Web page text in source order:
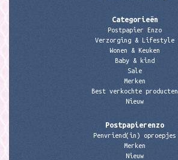
Categorieën
Postpapier Enzo
Verzorging & Lifestyle
Wonen & Keuken
Baby & kind
Sale
Merken
Best verkochte producten
Nieuw
Postpapierenzo
Penvriend(in) oproepjes
Merken
Nieuw